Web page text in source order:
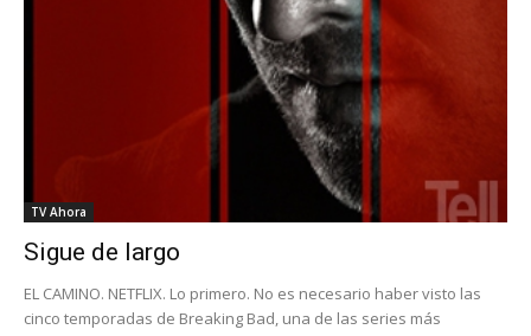
TV Ahora
Sigue de largo
EL CAMINO. NETFLIX. Lo primero. No es necesario haber visto las
cinco temporadas de Breaking Bad, una de las series más